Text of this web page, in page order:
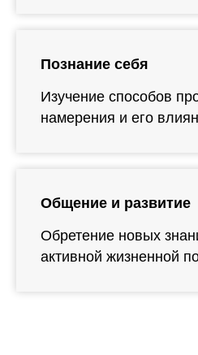
Познание себя
Изучение способов
намерения и его
Общение и развитие
Обретение новых
активной жизненной